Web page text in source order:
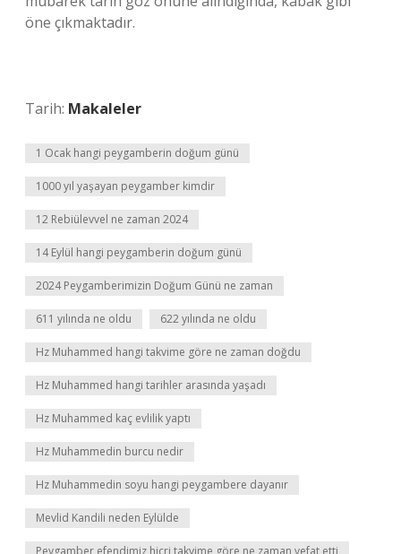
öne çıkmaktadır.
Tarih: Makaleler
1 Ocak hangi peygamberin doğum günü
1000 yıl yaşayan peygamber kimdir
12 Rebiülevvel ne zaman 2024
14 Eylül hangi peygamberin doğum günü
2024 Peygamberimizin Doğum Günü ne zaman
611 yılında ne oldu 622 yılında ne oldu
Hz Muhammed hangi takvime göre ne zaman doğdu
Hz Muhammed hangi tarihler arasında yaşadı
Hz Muhammed kaç evlilik yaptı
Hz Muhammedin burcu nedir
Hz Muhammedin soyu hangi peygambere dayanır
Mevlid Kandili neden Eylülde
Peygamber efendimiz hicri takvime göre ne zaman vefat etti